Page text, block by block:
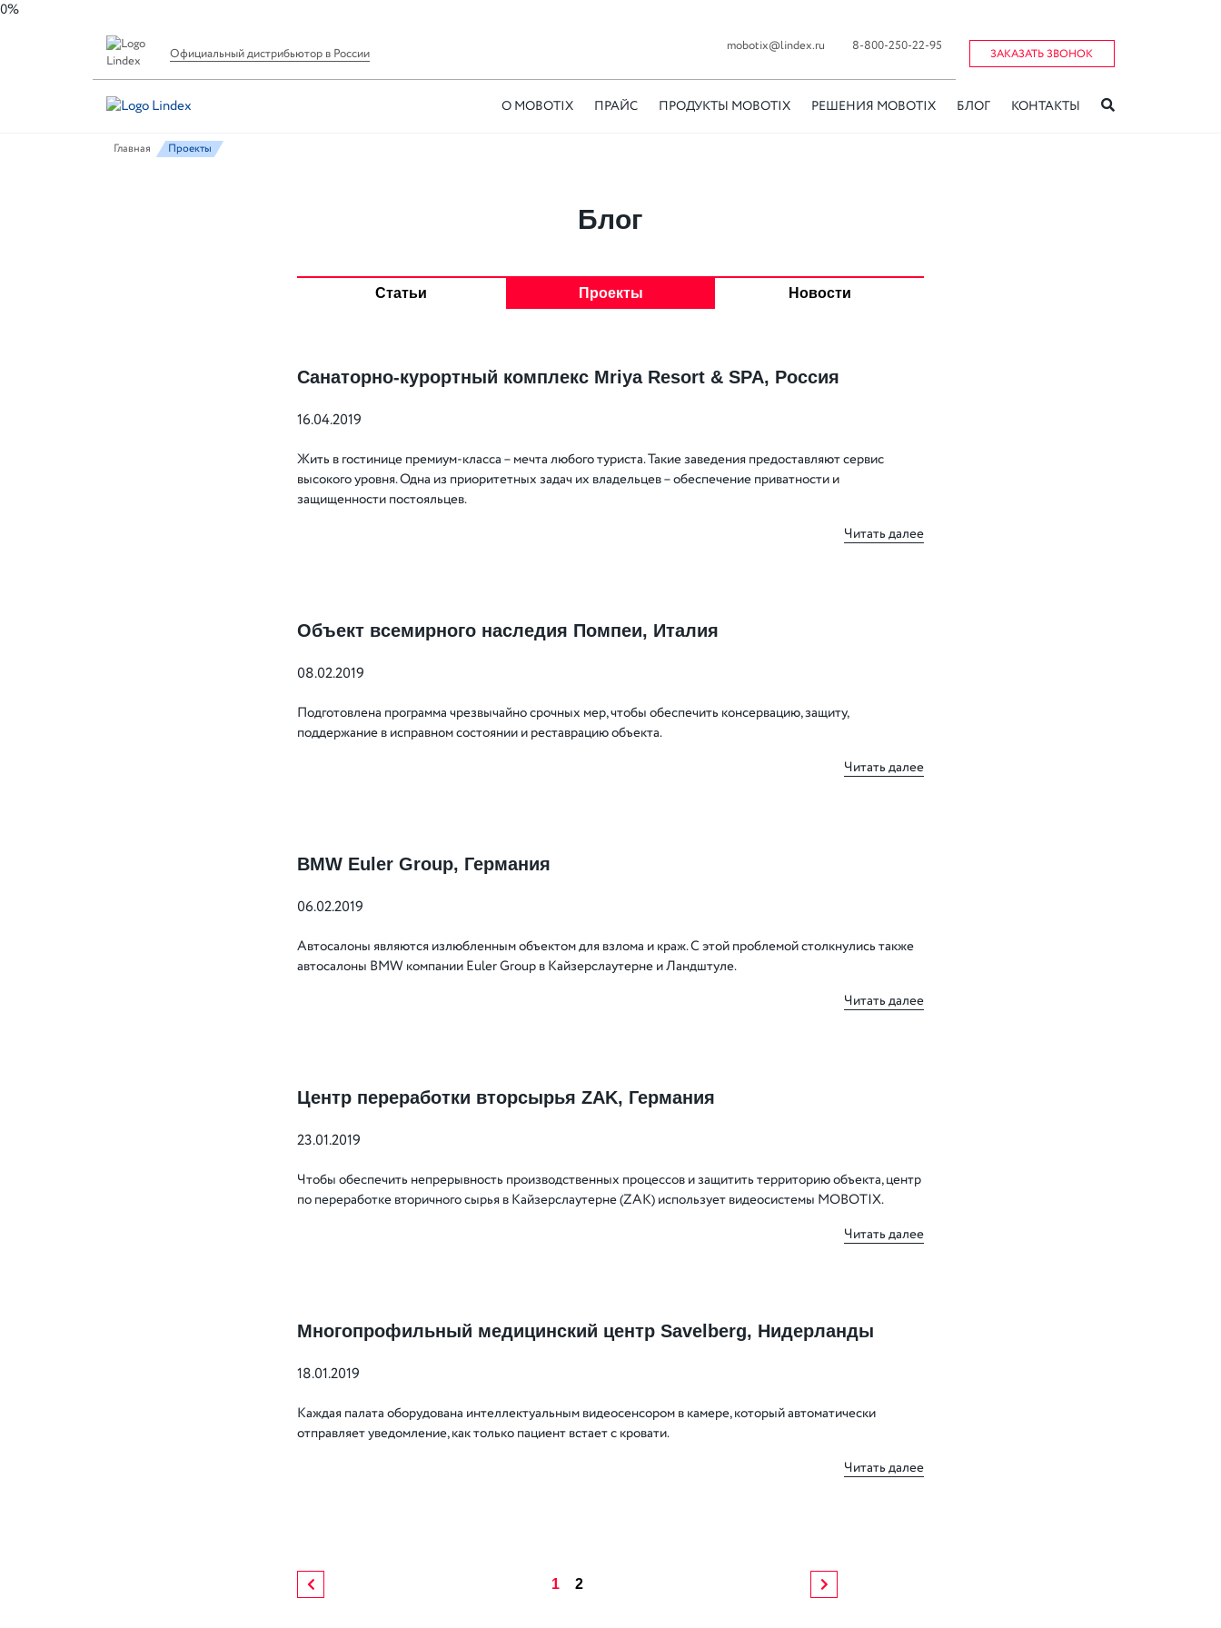
0%
Официальный дистрибьютор в России mobotix@lindex.ru 8-800-250-22-95 ЗАКАЗАТЬ ЗВОНОК
О MOBOTIX ПРАЙС ПРОДУКТЫ MOBOTIX РЕШЕНИЯ MOBOTIX БЛОГ КОНТАКТЫ
Главная Проекты
Блог
Статьи Проекты Новости
Cанаторно-курортный комплекс Mriya Resort & SPA, Россия
16.04.2019
Жить в гостинице премиум-класса – мечта любого туриста. Такие заведения предоставляют сервис
высокого уровня. Одна из приоритетных задач их владельцев – обеспечение приватности и
защищенности постояльцев.
Читать далее
Объект всемирного наследия Помпеи, Италия
08.02.2019
Подготовлена программа чрезвычайно срочных мер, чтобы обеспечить консервацию, защиту,
поддержание в исправном состоянии и реставрацию объекта.
Читать далее
BMW Euler Group, Германия
06.02.2019
Автосалоны являются излюбленным объектом для взлома и краж. С этой проблемой столкнулись также
автосалоны BMW компании Euler Group в Кайзерслаутерне и Ландштуле.
Читать далее
Центр переработки вторсырья ZAK, Германия
23.01.2019
Чтобы обеспечить непрерывность производственных процессов и защитить территорию объекта, центр
по переработке вторичного сырья в Кайзерслаутерне (ZAK) использует видеосистемы MOBOTIX.
Читать далее
Многопрофильный медицинский центр Savelberg, Нидерланды
18.01.2019
Каждая палата оборудована интеллектуальным видеосенсором в камере, который автоматически
отправляет уведомление, как только пациент встает с кровати.
Читать далее
1 2